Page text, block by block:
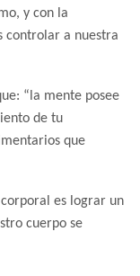
y con la
controlar a nuestra
“la mente posee
de tu
que
es lograr un
cuerpo se